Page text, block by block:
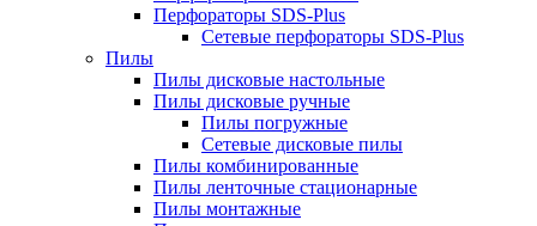
Перфораторы SDS-Plus
Сетевые перфораторы SDS-Plus
Пилы
Пилы дисковые настольные
Пилы дисковые ручные
Пилы погружные
Сетевые дисковые пилы
Пилы комбинированные
Пилы ленточные стационарные
Пилы монтажные